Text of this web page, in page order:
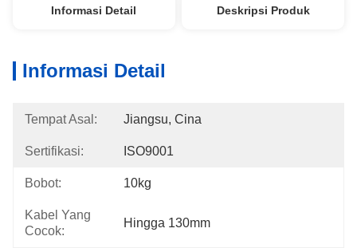
Informasi Detail Deskripsi Produk
Informasi Detail
Tempat Asal: Jiangsu, Cina
Sertifikasi: ISO9001
Bobot: 10kg
Kabel Yang
Cocok:
Hingga 130mm